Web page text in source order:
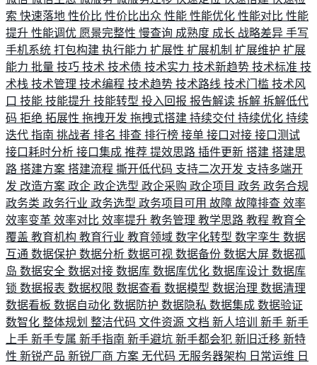
索 快速落地 性价比 性价比出众 性能 性能优化 性能对比 性能
提升 性能调优 愿景完整性 慢查询 成熟度 成长 战略差异 手写
手机系统 打包构建 执行能力 扩展性 扩展机制 扩展维护 扩展
能力 批量 技巧 技术 技术债 技术实力 技术新趋势 技术标准 技
术栈 技术管理 技术编程 技术趋势 技术路线 技术门槛 技术风
口 技能 技能提升 技能转型 投入回报 报告解读 拆解 拆解低代
码 拒绝 拓展性 拖拽开发 拖拽式搭建 持续交付 持续优化 持续
迭代 指南 挑战者 排名 排查 排行榜 接单 接口对接 接口测试
接口耗时分析 接口集成 推荐 提效思路 插件更新 搭建 搭建思
路 搭建方案 搭建流程 撕开低代码 支持二次开发 支持多端开
发 改造方案 政企 政企选型 政企采购 政企项目 政务 政务合规
政务类 政务行业 政务选型 政务项目可用 故障 故障排查 效率
效率变革 效率对比 效率提升 教务管理 教学思路 教程 教育全
覆盖 教育机构 教育行业 教育领域 数字化转型 数字孪生 数据
互通 数据保护 数据分析 数据可视 数据备份 数据大屏 数据孤
岛 数据安全 数据对接 数据库 数据库优化 数据库设计 数据库
锁 数据报表 数据权限 数据查看 数据模型 数据治理 数据清理
数据看板 数据自动化 数据防护 数据隐私 数据集成 数据验证
数智化 整体规划 整洁代码 文件资源 文档 新人培训 新手 新手
上手 新手专属 新手指南 新手避坑 新手都会犯 新旧迁移 新特
性 新锐产品 新锐厂商 方案 无代码 无服务器架构 日常运维 日